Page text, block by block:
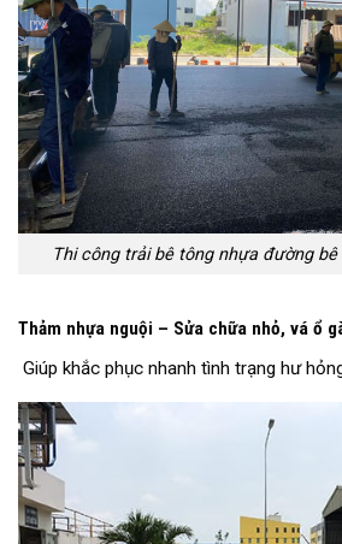
Thi công trải bê tông nhựa đường
Thảm nhựa nguội – Sửa chữa nhỏ, vá ổ
Giúp khắc phục nhanh tình trạng hư